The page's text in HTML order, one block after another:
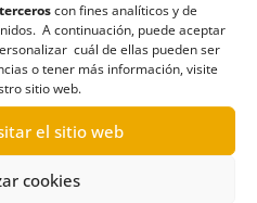
con fines analíticos y de
A continuación, puede aceptar
cuál de ellas pueden ser
o tener más información, visite
sitio web.
el sitio web
cookies
al Cabildo de Gran
de subvención a la